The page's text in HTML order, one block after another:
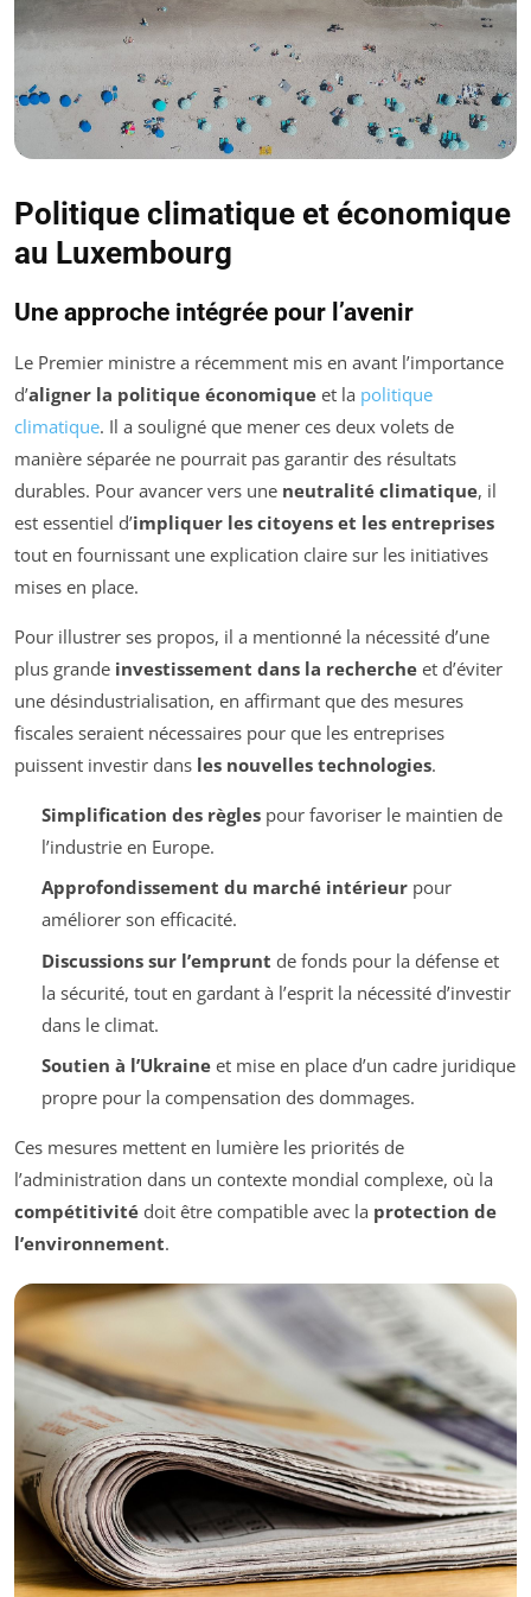
Politique climatique et économique
au Luxembourg
Une approche intégrée pour l’avenir
Le Premier ministre a récemment mis en avant l’importance
d’aligner la politique économique et la politique
climatique. Il a souligné que mener ces deux volets de
manière séparée ne pourrait pas garantir des résultats
durables. Pour avancer vers une neutralité climatique, il
est essentiel d’impliquer les citoyens et les entreprises
tout en fournissant une explication claire sur les initiatives
mises en place.
Pour illustrer ses propos, il a mentionné la nécessité d’une
plus grande investissement dans la recherche et d’éviter
une désindustrialisation, en affirmant que des mesures
fiscales seraient nécessaires pour que les entreprises
puissent investir dans les nouvelles technologies.
Simplification des règlespour favoriser le maintien de
l’industrie en Europe.
Approfondissement du marché intérieurpour
améliorer son efficacité.
Discussions sur l’emprunt de fonds pour la défense et
la sécurité, tout en gardant à l’esprit la nécessité d’investir
dans le climat.
Soutien à l’Ukraineet mise en place d’un cadre juridique
propre pour la compensation des dommages.
Ces mesures mettent en lumière les priorités de
l’administration dans un contexte mondial complexe, où la
compétitivité doit être compatible avec la protection de
l’environnement.